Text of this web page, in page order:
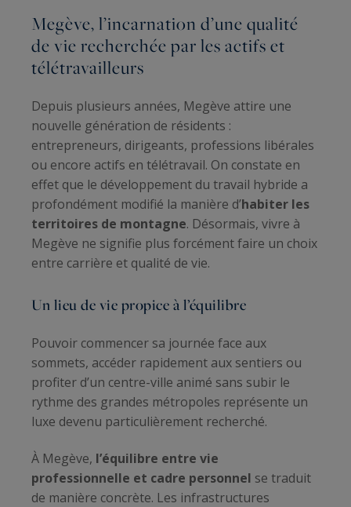
Megève, l’incarnation d’une qualité
de vie recherchée par les actifs et
télétravailleurs
Depuis plusieurs années, Megève attire une
nouvelle génération de résidents :
entrepreneurs, dirigeants, professions libérales
ou encore actifs en télétravail. On constate en
effet que le développement du travail hybride a
profondément modifié la manière d’habiter les
territoires de montagne. Désormais, vivre à
Megève ne signifie plus forcément faire un choix
entre carrière et qualité de vie.
Un lieu de vie propice à l’équilibre
Pouvoir commencer sa journée face aux
sommets, accéder rapidement aux sentiers ou
profiter d’un centre-ville animé sans subir le
rythme des grandes métropoles représente un
luxe devenu particulièrement recherché.
À Megève, l’équilibre entre vie
professionnelle et cadre personnel se traduit
de manière concrète. Les infrastructures